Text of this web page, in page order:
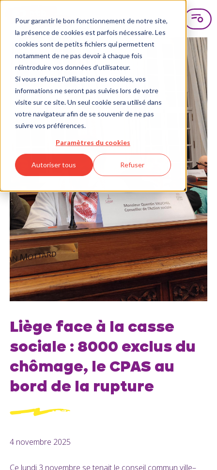
Pour garantir le bon fonctionnement de notre site,
la présence de cookies est parfois nécessaire. Les
cookies sont de petits fichiers qui permettent
notamment de ne pas devoir à chaque fois
réintroduire vos données d’utilisateur.
Si vous refusez l'utilisation des cookies, vos
informations ne seront pas suivies lors de votre
visite sur ce site. Un seul cookie sera utilisé dans
votre navigateur afin de se souvenir de ne pas
suivre vos préférences.
Paramètres du cookies
Autoriser tous Refuser
Liège face à la casse
sociale : 8000 exclus du
chômage, le CPAS au
bord de la rupture
4 novembre 2025
Ce lundi 3 novembre se tenait le conseil commun ville–